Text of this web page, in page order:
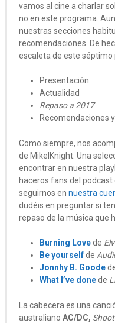
vamos al cine a charlar
no en este programa.
nuestras secciones
recomendaciones. De
escaleta de este séptimo
Presentación
Actualidad
Repaso a 2017
Recomendaciones
Como siempre, nos
de MikelKnight. Una
encontrar en nuestra
haceros fans del podcast
seguirnos en nuestra
dudéis en preguntar si
repaso de la música que
Burning Lovede
Be yourselfde
Jonnhy B. Goode
What I’ve donede
La cabecera es una
australiano AC/DC,